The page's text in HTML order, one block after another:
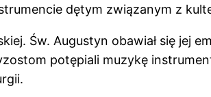
dętym związanym z
Św. Augustyn obawiał się jej
potępiali muzykę